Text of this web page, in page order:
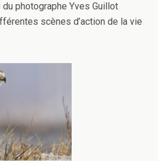
photographe Yves Guillot
scènes d’action de la vie